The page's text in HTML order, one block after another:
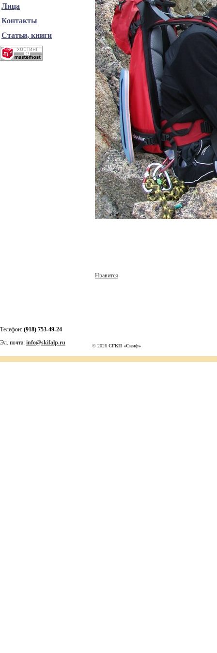
Нравится
Лица
Контакты
Статьи, книги
Телефон: (918) 753-49-24
Эл. почта: info@skifalp.ru © 2026 СГКП «Скиф»